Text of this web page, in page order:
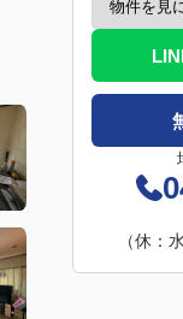
（休：